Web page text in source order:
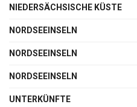
NIEDERSÄCHSISCHE KÜSTE
NORDSEEINSELN
NORDSEEINSELN
NORDSEEINSELN
UNTERKÜNFTE